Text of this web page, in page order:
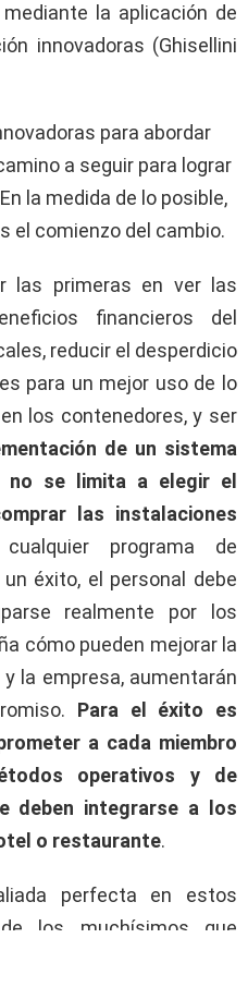
la aplicación de
innovadoras (Ghisellini
para abordar
a seguir para lograr
la medida de lo posible,
el comienzo del cambio.
las primeras en ver las
financieros del
reducir el desperdicio
para un mejor uso de lo
los contenedores, y ser
de un sistema
no se limita a elegir el
las instalaciones
programa de
éxito, el personal debe
realmente por los
cómo pueden mejorar la
la empresa, aumentarán
Para el éxito es
a cada miembro
operativos y de
deben integrarse a los
o restaurante.
perfecta en estos
los muchísimos que